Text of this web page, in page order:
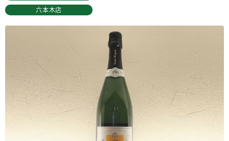
六本木店